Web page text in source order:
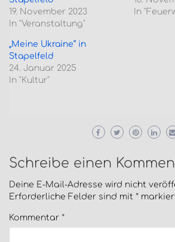
19. November 2023
In "Veranstaltung"
In
„Meine Ukraine“ in
Stapelfeld
24. Januar 2025
In "Kultur"
Schreibe einen
Deine E-Mail-Adresse wird nicht
Erforderliche Felder sind mit *
Kommentar *